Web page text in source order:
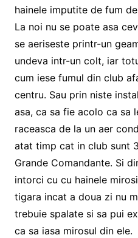
hainele imputite de fum
La noi nu se poate asa
se aeriseste printr-un
undeva intr-un colt, iar
cum iese fumul din club
centru. Sau prin niste
asa, ca sa fie acolo ca sa
raceasca de la un aer
atat timp cat in club sunt
Grande Comandante. Si
intorci cu cu hainele
tigara incat a doua zi nu
trebuie spalate si sa pui
ca sa iasa mirosul din ele.